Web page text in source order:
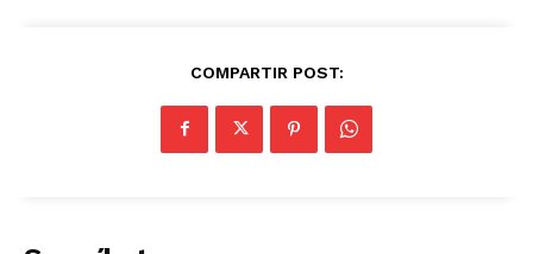
COMPARTIR POST: